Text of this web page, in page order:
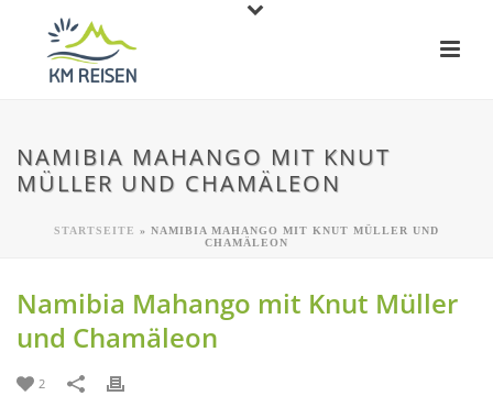
NAMIBIA MAHANGO MIT KNUT
MÜLLER UND CHAMÄLEON
STARTSEITE » NAMIBIA MAHANGO MIT KNUT MÜLLER UND
CHAMÄLEON
Namibia Mahango mit Knut Müller
und Chamäleon
2